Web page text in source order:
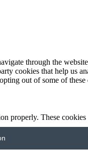
through the
cookies that help us
out of some of
properly. These